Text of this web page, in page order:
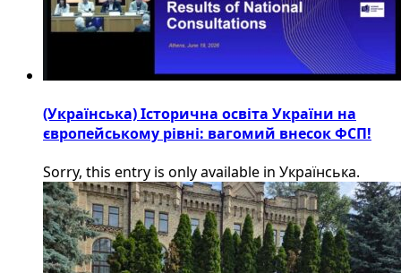
(Українська) Історична освіта України на
європейському рівні: вагомий внесок ФСП!
Sorry, this entry is only available in Українська.